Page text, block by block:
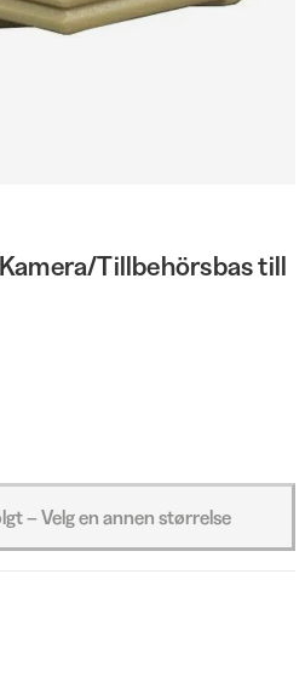
Tillbehörsbas till
– Velg en annen størrelse